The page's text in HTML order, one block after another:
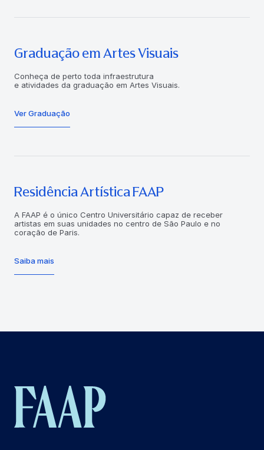
Graduação em Artes Visuais
Conheça de perto toda infraestrutura
e atividades da graduação em Artes Visuais.
Ver Graduação
Residência Artística FAAP
A FAAP é o único Centro Universitário capaz de receber
artistas em suas unidades no centro de São Paulo e no
coração de Paris.
Saiba mais